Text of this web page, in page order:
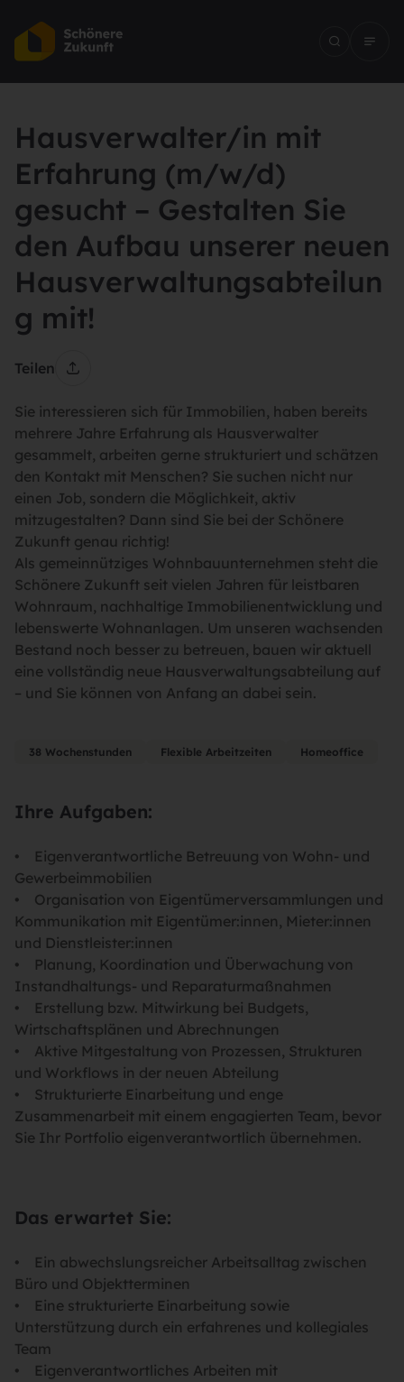
Hausverwalter/in mit
Erfahrung (m/w/d)
gesucht – Gestalten Sie
den Aufbau unserer neuen
Hausverwaltungsabteilun
g mit!
Teilen
Sie interessieren sich für Immobilien, haben bereits
mehrere Jahre Erfahrung als Hausverwalter
gesammelt, arbeiten gerne strukturiert und schätzen
den Kontakt mit Menschen? Sie suchen nicht nur
einen Job, sondern die Möglichkeit, aktiv
mitzugestalten? Dann sind Sie bei der Schönere
Zukunft genau richtig!
Als gemeinnütziges Wohnbauunternehmen steht die
Schönere Zukunft seit vielen Jahren für leistbaren
Wohnraum, nachhaltige Immobilienentwicklung und
lebenswerte Wohnanlagen. Um unseren wachsenden
Bestand noch besser zu betreuen, bauen wir aktuell
eine vollständig neue Hausverwaltungsabteilung auf
– und Sie können von Anfang an dabei sein.
38 Wochenstunden Flexible Arbeitzeiten Homeoffice
Ihre Aufgaben:
• Eigenverantwortliche Betreuung von Wohn- und
Gewerbeimmobilien
• Organisation von Eigentümerversammlungen und
Kommunikation mit Eigentümer:innen, Mieter:innen
und Dienstleister:innen
• Planung, Koordination und Überwachung von
Instandhaltungs- und Reparaturmaßnahmen
• Erstellung bzw. Mitwirkung bei Budgets,
Wirtschaftsplänen und Abrechnungen
• Aktive Mitgestaltung von Prozessen, Strukturen
und Workflows in der neuen Abteilung
• Strukturierte Einarbeitung und enge
Zusammenarbeit mit einem engagierten Team, bevor
Sie Ihr Portfolio eigenverantwortlich übernehmen.
Das erwartet Sie:
• Ein abwechslungsreicher Arbeitsalltag zwischen
Büro und Objektterminen
• Eine strukturierte Einarbeitung sowie
Unterstützung durch ein erfahrenes und kollegiales
Team
• Eigenverantwortliches Arbeiten mit